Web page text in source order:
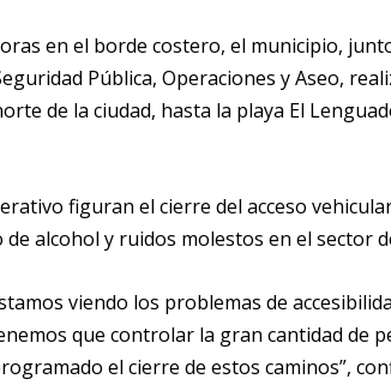
en el borde costero, el municipio,
Pública, Operaciones y Aseo,
de la ciudad, hasta la playa El
figuran el cierre del acceso
alcohol y ruidos molestos en el sector
viendo los problemas de
que controlar la gran cantidad de
el cierre de estos caminos”,